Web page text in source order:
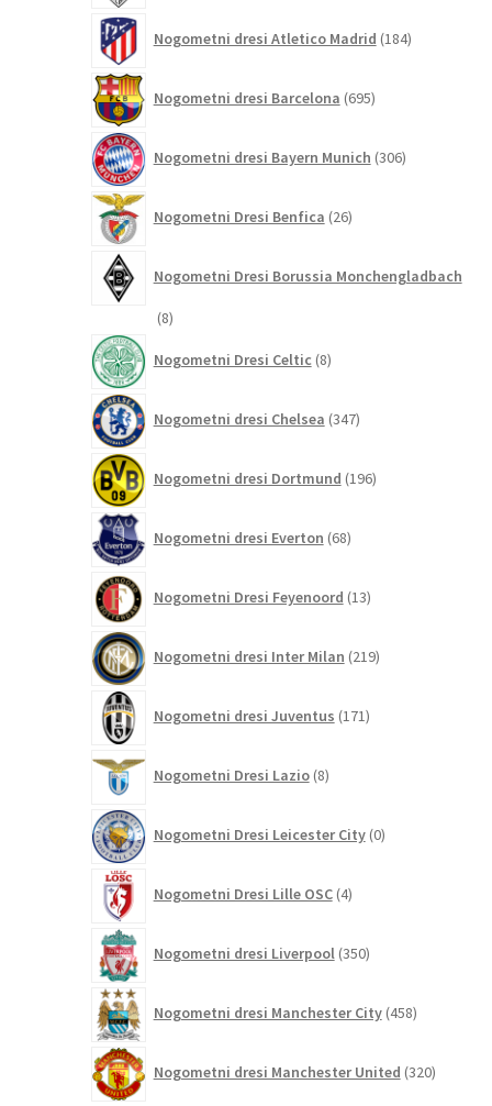
Nogometni dresi Atletico Madrid 184izdelkov
Nogometni dresi Barcelona 695izdelkov
Nogometni dresi Bayern Munich 306izdelkov
Nogometni Dresi Benfica 26izdelkov
Nogometni Dresi Borussia Monchengladbach
88
Nogometni Dresi Celtic 8izdelkov
Nogometni dresi Chelsea 347izdelkov
Nogometni dresi Dortmund 196izdelkov
Nogometni dresi Everton 68izdelkov
Nogometni Dresi Feyenoord 13izdelkov
Nogometni dresi Inter Milan 219izdelkov
Nogometni dresi Juventus 171izdelkov
Nogometni Dresi Lazio 8izdelkov
Nogometni Dresi Leicester City 0izdelkov
Nogometni Dresi Lille OSC 4izdelki
Nogometni dresi Liverpool 350izdelkov
Nogometni dresi Manchester City 458izdelkov
Nogometni dresi Manchester United 320izdelkov